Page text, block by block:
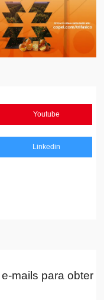
Youtube
Linkedin
mails para obter